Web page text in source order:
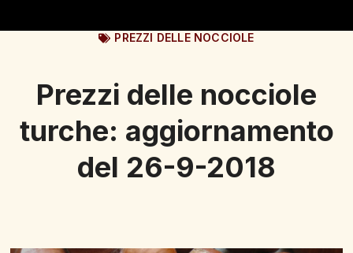
PREZZI DELLE NOCCIOLE
Prezzi delle nocciole
turche: aggiornamento
del 26-9-2018